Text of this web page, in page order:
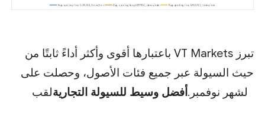
تبرز VT Markets باعتبارها أقوى وأكثر أداءً ثابتًا من
حيث السيولة عبر جميع فئات الأصول، وحصلت على
لقبأفضل وسيط للسيولة التجارية لشهر نوفمبر.